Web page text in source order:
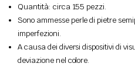
Quantità: circa 155 pezzi.
Sono ammesse perle di pietre
imperfezioni.
A causa dei diversi dispositivi di
deviazione nel colore.